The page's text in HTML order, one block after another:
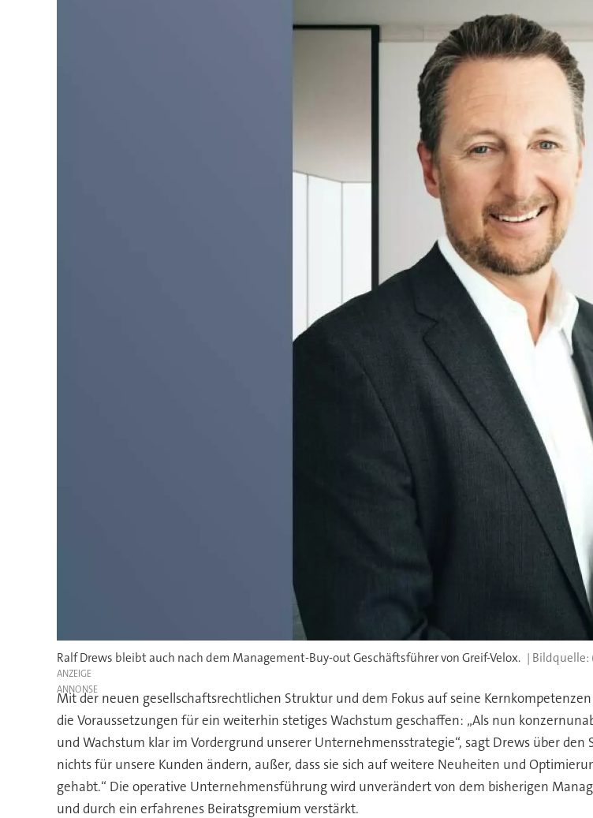
Ralf Drews bleibt auch nach dem Management-Buy-out Geschäftsführer von Greif-Velox.
ANZEIGE
Mit der neuen gesellschaftsrechtlichen Struktur und dem Fokus auf seine
die Voraussetzungen für ein weiterhin stetiges Wachstum geschaffen: „Als nun
und Wachstum klar im Vordergrund unserer Unternehmensstrategie“, sagt Drews über
nichts für unsere Kunden ändern, außer, dass sie sich auf weitere Neuheiten und
gehabt.“ Die operative Unternehmensführung wird unverändert von dem bisherigen
und durch ein erfahrenes Beiratsgremium verstärkt.